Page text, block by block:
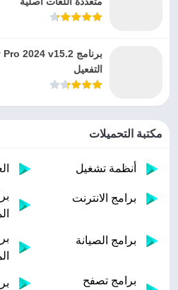
التفعيل
مكتبة التحميلات
أنظمة تشغيل
برامج الانترنت
برامج الصيانة
برامج تصفح